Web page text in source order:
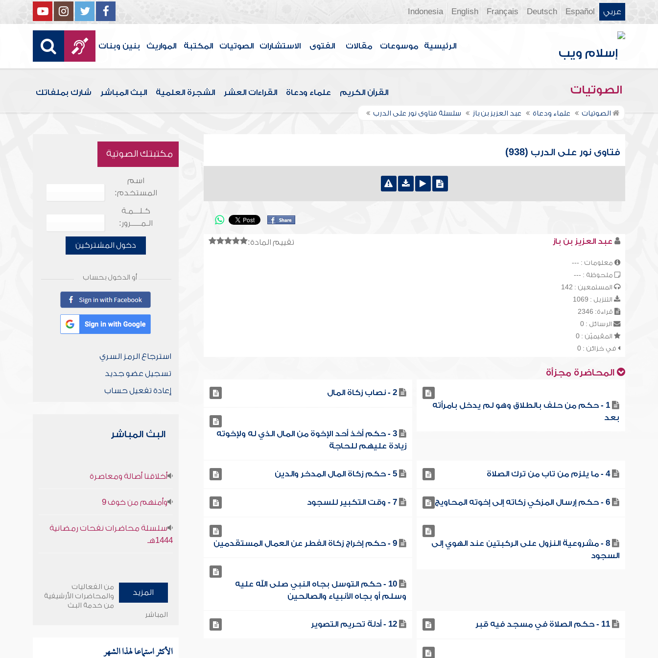
عربي Español
Deutsch
Français
English
Indonesia
الرئيسية موسوعات مقالات الفتوى الاستشارات الصوتيات المكتبة المواريث بنين وبنات
الصوتيات القرآن الكريم علماء ودعاة القراءات العشر الشجرة العلمية البث المباشر شارك بملفاتك
الصوتيات علماء ودعاة عبد العزيز بن باز سلسلة فتاوى نور على الدرب
فتاوى نور على الدرب (938)
تقييم المادة: عبد العزيز بن باز
معلومات : ---
ملحوظة : ---
المستمعين : 142
التنزيل : 1069
قراءة: 2346
الرسائل : 0
المقيميّن : 0
في خزائن : 0
المحاضرة مجزأة
1 - حكم من حلف بالطلاق وهو لم يدخل بامرأته
بعد
2 - نصاب زكاة المال
3 - حكم أخذ أحد الإخوة من المال الذي له ولإخوته
زيادة عليهم للحاجة
4 - ما يلزم من تاب من ترك الصلاة 5 - حكم زكاة المال المدخر والدين
6 - حكم إرسال المزكي زكاته إلى إخوته المحاويج 7 - وقت التكبير للسجود
8 - مشروعية النزول على الركبتين عند الهوي إلى
السجود
9 - حكم إخراج زكاة الفطر عن العمال المستقدمين
10 - حكم التوسل بجاه النبي صلى الله عليه
وسلم أو بجاه الأنبياء والصالحين
11 - حكم الصلاة في مسجد فيه قبر 12 - أدلة تحريم التصوير
مكتبتك الصوتية
اسم
المستخدم:
كـلـــمـة
الـمـــــرور:
دخول المشتركين
أو الدخول بحساب
استرجاع الرمز السري
تسجيل عضو جديد
إعادة تفعيل حساب
البث المباشر
أخلاقنا أصالة ومعاصرة
وأمنهم من خوف 9
سلسلة محاضرات نفحات رمضانية
1444هـ
المزيد
من الفعاليات
والمحاضرات الأرشيفية
من خدمة البث
المباشر
الأكثر استماعا لهذا الشهر